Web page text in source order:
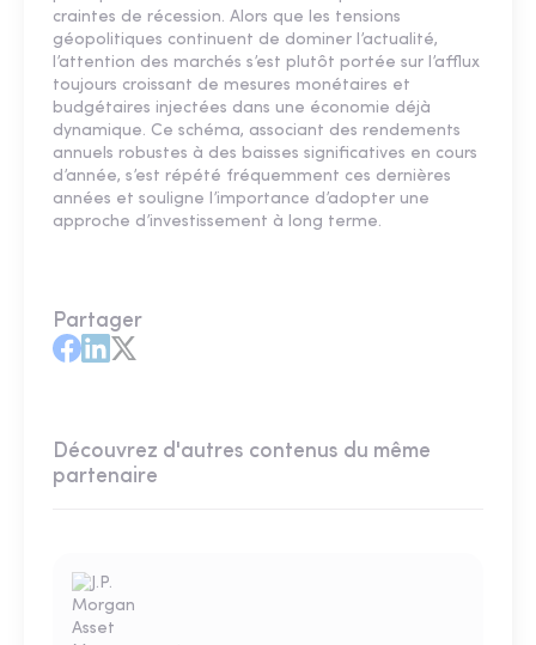
craintes de récession. Alors que les tensions
géopolitiques continuent de dominer l’actualité,
l’attention des marchés s’est plutôt portée sur l’afflux
toujours croissant de mesures monétaires et
budgétaires injectées dans une économie déjà
dynamique. Ce schéma, associant des rendements
annuels robustes à des baisses significatives en cours
d’année, s’est répété fréquemment ces dernières
années et souligne l’importance d’adopter une
approche d’investissement à long terme.
Partager
Découvrez d'autres contenus du même
partenaire